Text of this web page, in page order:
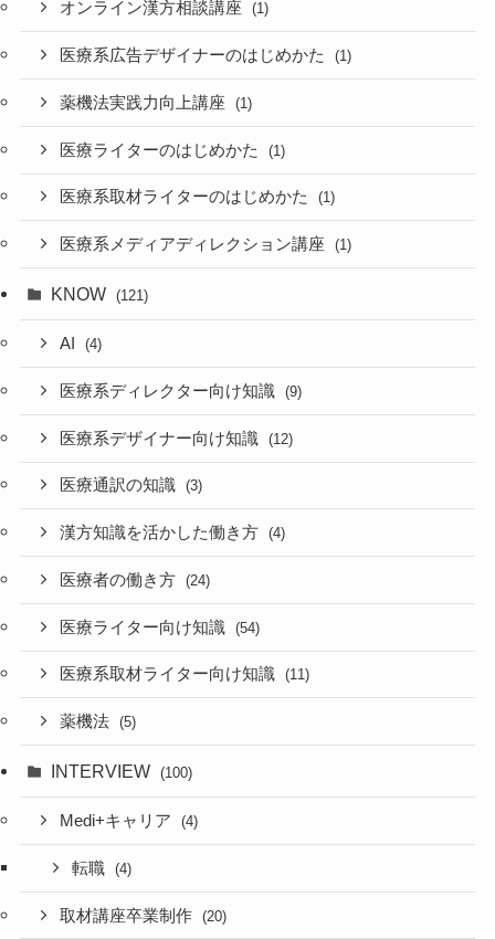
オンライン漢方相談講座 (1)
医療系広告デザイナーのはじめかた (1)
薬機法実践力向上講座 (1)
医療ライターのはじめかた (1)
医療系取材ライターのはじめかた (1)
医療系メディアディレクション講座 (1)
KNOW (121)
AI (4)
医療系ディレクター向け知識 (9)
医療系デザイナー向け知識 (12)
医療通訳の知識 (3)
漢方知識を活かした働き方 (4)
医療者の働き方 (24)
医療ライター向け知識 (54)
医療系取材ライター向け知識 (11)
薬機法 (5)
INTERVIEW (100)
Medi+キャリア (4)
転職 (4)
取材講座卒業制作 (20)